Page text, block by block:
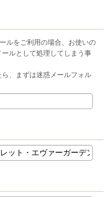
ルをご利用の場合、お使いの
ルとして処理してしまう事
、まずは迷惑メールフォル